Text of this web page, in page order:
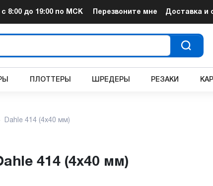
с 8:00 до 19:00 по МСК Перезвоните мне Доставка и
ПЛОТТЕРЫ ШРЕДЕРЫ РЕЗАКИ
Dahle 414 (4х40 мм)
414 (4х40 мм)